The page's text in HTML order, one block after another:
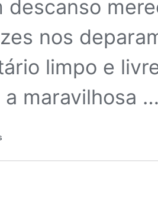
descanso
nos
limpo e
a maravilhosa